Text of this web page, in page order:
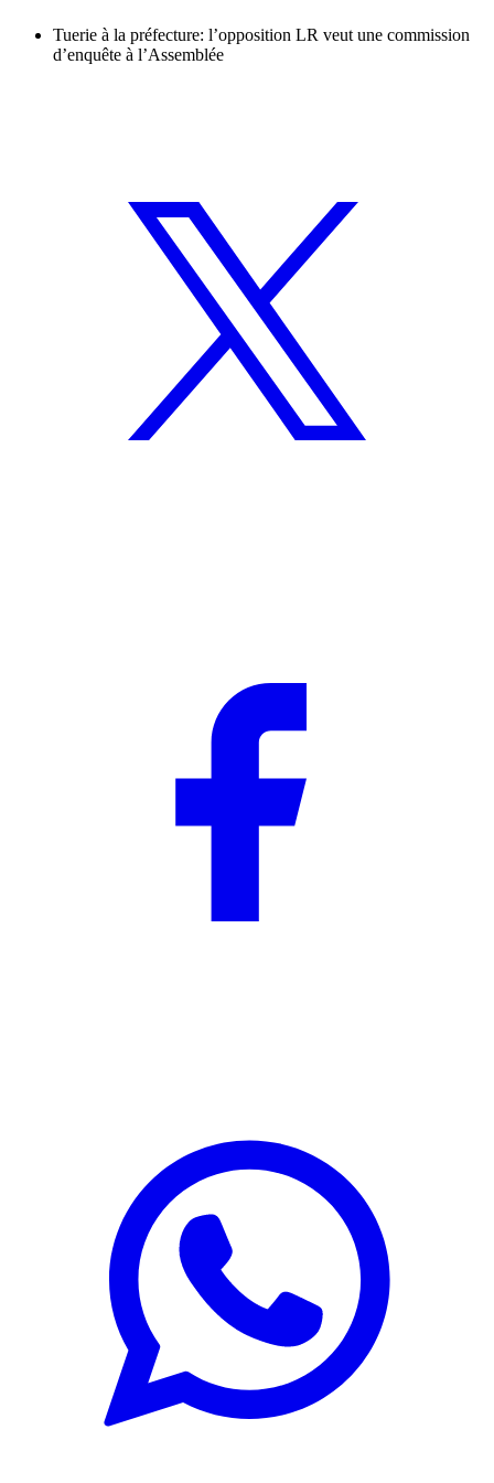
Tuerie à la préfecture: l’opposition LR veut une commission
d’enquête à l’Assemblée